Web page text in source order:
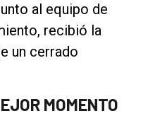
al equipo de
recibió la
un cerrado
MOMENTO